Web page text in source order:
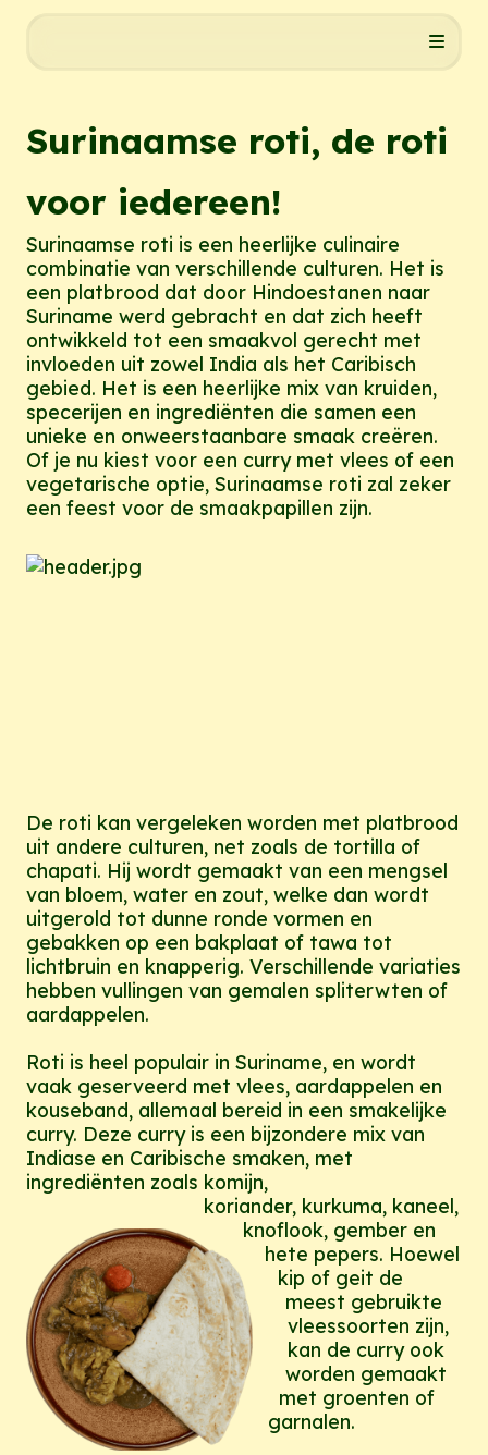
Surinaamse roti, de roti
voor iedereen!
Surinaamse roti is een heerlijke culinaire
combinatie van verschillende culturen. Het is
een platbrood dat door Hindoestanen naar
Suriname werd gebracht en dat zich heeft
ontwikkeld tot een smaakvol gerecht met
invloeden uit zowel India als het Caribisch
gebied. Het is een heerlijke mix van kruiden,
specerijen en ingrediënten die samen een
unieke en onweerstaanbare smaak creëren.
Of je nu kiest voor een curry met vlees of een
vegetarische optie, Surinaamse roti zal zeker
een feest voor de smaakpapillen zijn.
De roti kan vergeleken worden met platbrood
uit andere culturen, net zoals de tortilla of
chapati. Hij wordt gemaakt van een mengsel
van bloem, water en zout, welke dan wordt
uitgerold tot dunne ronde vormen en
gebakken op een bakplaat of tawa tot
lichtbruin en knapperig. Verschillende variaties
hebben vullingen van gemalen spliterwten of
aardappelen.
Roti is heel populair in Suriname, en wordt
vaak geserveerd met vlees, aardappelen en
kouseband, allemaal bereid in een smakelijke
curry. Deze curry is een bijzondere mix van
Indiase en Caribische smaken, met
ingrediënten zoals komijn,
koriander, kurkuma, kaneel,
knoflook, gember en
hete pepers. Hoewel
kip of geit de
meest gebruikte
vleessoorten zijn,
kan de curry ook
worden gemaakt
met groenten of
garnalen.